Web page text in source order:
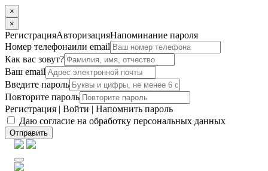
×
×
РегистрацияАвторизацияНапоминание пароля
Номер телефонаили email
Как вас зовут?
Ваш email
Введите пароль
Повторите пароль
Регистрация | Войти | Напомнить пароль
Даю согласие на обработку персональных данных
Отправить